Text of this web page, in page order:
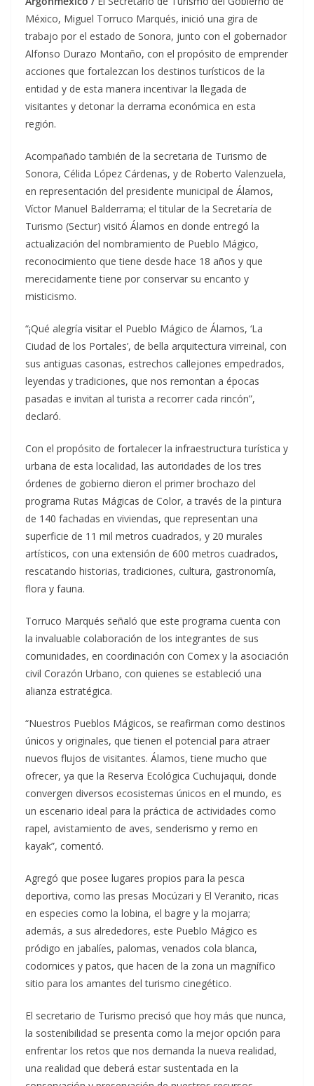
México, Miguel Torruco Marqués, inició una gira de
trabajo por el estado de Sonora, junto con el gobernador
Alfonso Durazo Montaño, con el propósito de emprender
acciones que fortalezcan los destinos turísticos de la
entidad y de esta manera incentivar la llegada de
visitantes y detonar la derrama económica en esta
región.
Acompañado también de la secretaria de Turismo de
Sonora, Célida López Cárdenas, y de Roberto Valenzuela,
en representación del presidente municipal de Álamos,
Víctor Manuel Balderrama; el titular de la Secretaría de
Turismo (Sectur) visitó Álamos en donde entregó la
actualización del nombramiento de Pueblo Mágico,
reconocimiento que tiene desde hace 18 años y que
merecidamente tiene por conservar su encanto y
misticismo.
“¡Qué alegría visitar el Pueblo Mágico de Álamos, ‘La
Ciudad de los Portales’, de bella arquitectura virreinal, con
sus antiguas casonas, estrechos callejones empedrados,
leyendas y tradiciones, que nos remontan a épocas
pasadas e invitan al turista a recorrer cada rincón”,
declaró.
Con el propósito de fortalecer la infraestructura turística y
urbana de esta localidad, las autoridades de los tres
órdenes de gobierno dieron el primer brochazo del
programa Rutas Mágicas de Color, a través de la pintura
de 140 fachadas en viviendas, que representan una
superficie de 11 mil metros cuadrados, y 20 murales
artísticos, con una extensión de 600 metros cuadrados,
rescatando historias, tradiciones, cultura, gastronomía,
flora y fauna.
Torruco Marqués señaló que este programa cuenta con
la invaluable colaboración de los integrantes de sus
comunidades, en coordinación con Comex y la asociación
civil Corazón Urbano, con quienes se estableció una
alianza estratégica.
“Nuestros Pueblos Mágicos, se reafirman como destinos
únicos y originales, que tienen el potencial para atraer
nuevos flujos de visitantes. Álamos, tiene mucho que
ofrecer, ya que la Reserva Ecológica Cuchujaqui, donde
convergen diversos ecosistemas únicos en el mundo, es
un escenario ideal para la práctica de actividades como
rapel, avistamiento de aves, senderismo y remo en
kayak”, comentó.
Agregó que posee lugares propios para la pesca
deportiva, como las presas Mocúzari y El Veranito, ricas
en especies como la lobina, el bagre y la mojarra;
además, a sus alrededores, este Pueblo Mágico es
pródigo en jabalíes, palomas, venados cola blanca,
codornices y patos, que hacen de la zona un magnífico
sitio para los amantes del turismo cinegético.
El secretario de Turismo precisó que hoy más que nunca,
la sostenibilidad se presenta como la mejor opción para
enfrentar los retos que nos demanda la nueva realidad,
una realidad que deberá estar sustentada en la